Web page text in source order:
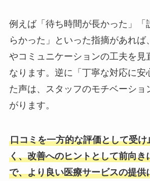
例えば「待ち時間が長かった」「
らかった」といった指摘があれば
やコミュニケーションの工夫を見
なります。逆に「丁寧な対応に安
た声は、スタッフのモチベーショ
がります。
口コミを一方的な評価として受
く、改善へのヒントとして前向き
で、より良い医療サービスの提供